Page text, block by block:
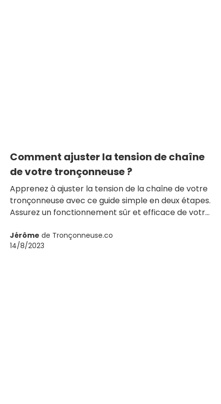
Comment ajuster la tension de chaîne
de votre tronçonneuse ?
Apprenez à ajuster la tension de la chaîne de votre
tronçonneuse avec ce guide simple en deux étapes.
Assurez un fonctionnement sûr et efficace de votre
Jérôme de Tronçonneuse.co
14/8/2023